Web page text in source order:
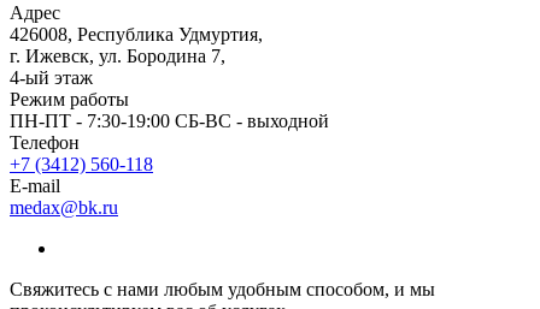
Адрес
426008, Республика Удмуртия,
г. Ижевск, ул. Бородина 7,
4-ый этаж
Режим работы
ПН-ПТ - 7:30-19:00 СБ-ВС - выходной
Телефон
+7 (3412) 560-118
E-mail
medax@bk.ru
Свяжитесь с нами любым удобным способом, и мы